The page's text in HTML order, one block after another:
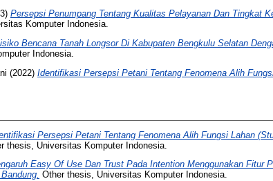
Persepsi Penumpang Tentang Kualitas Pelayanan Dan Tingkat
Komputer Indonesia.
Bencana Tanah Longsor Di Kabupaten Bengkulu Selatan
Indonesia.
(2022) Identifikasi Persepsi Petani Tentang Fenomena Alih
Persepsi Petani Tentang Fenomena Alih Fungsi Lahan
thesis, Universitas Komputer Indonesia.
Easy Of Use Dan Trust Pada Intention Menggunakan Fitur
Other thesis, Universitas Komputer Indonesia.